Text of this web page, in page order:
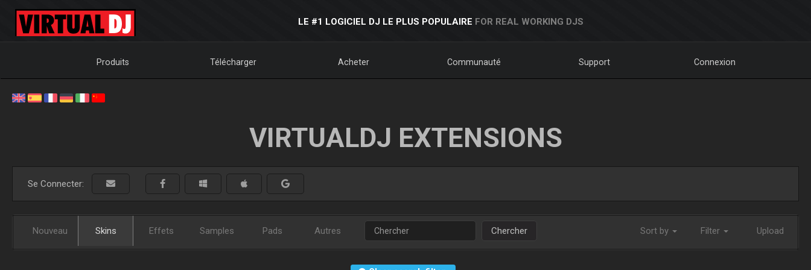
LE #1 LOGICIEL DJ LE PLUS POPULAIRE FOR REAL WORKING DJS
Produits Télécharger Acheter Communauté Support Connexion
VIRTUALDJ EXTENSIONS
Se Connecter:
Nouveau Skins Effets Samples Pads Autres Chercher Sort by Filter Upload